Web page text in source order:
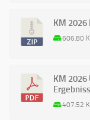
KM
606.80
KM 2026
407.52